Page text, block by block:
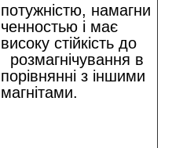
потужністю, намагни
ченностью і має
високу стійкість до
розмагнічування в
порівнянні з іншими
магнітами.